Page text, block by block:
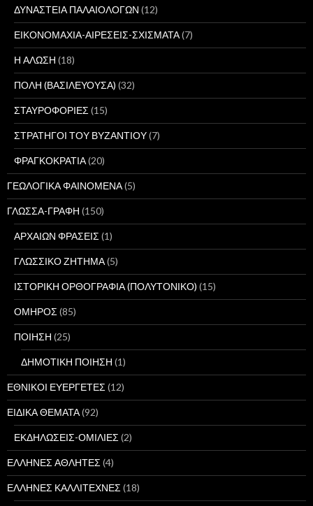
ΔΥΝΑΣΤΕΙΑ ΠΑΛΑΙΟΛΟΓΩΝ (12)
ΕΙΚΟΝΟΜΑΧΙΑ-ΑΙΡΕΣΕΙΣ-ΣΧΙΣΜΑΤΑ(7)
Η ΑΛΩΣΗ (18)
ΠΟΛΗ (ΒΑΣΙΛΕΥΟΥΣΑ) (32)
ΣΤΑΥΡΟΦΟΡΙΕΣ (15)
ΣΤΡΑΤΗΓΟΙ ΤΟΥ ΒΥΖΑΝΤΙΟΥ(7)
ΦΡΑΓΚΟΚΡΑΤΙΑ(20)
ΓΕΩΛΟΓΙΚΑ ΦΑΙΝΟΜΕΝΑ(5)
ΓΛΩΣΣΑ-ΓΡΑΦΗ (150)
ΑΡΧΑΙΩΝ ΦΡΑΣΕΙΣ (1)
ΓΛΩΣΣΙΚΟ ΖΗΤΗΜΑ(5)
ΙΣΤΟΡΙΚΗ ΟΡΘΟΓΡΑΦΙΑ (ΠΟΛΥΤΟΝΙΚΟ) (15)
ΟΜΗΡΟΣ (85)
ΠΟΙΗΣΗ (25)
ΔΗΜΟΤΙΚΗ ΠΟΙΗΣΗ (1)
ΕΘΝΙΚΟΙ ΕΥΕΡΓΕΤΕΣ (12)
ΕΙΔΙΚΑ ΘΕΜΑΤΑ(92)
ΕΚΔΗΛΩΣΕΙΣ-ΟΜΙΛΙΕΣ (2)
ΕΛΛΗΝΕΣ ΑΘΛΗΤΕΣ (4)
ΕΛΛΗΝΕΣ ΚΑΛΛΙΤΕΧΝΕΣ (18)